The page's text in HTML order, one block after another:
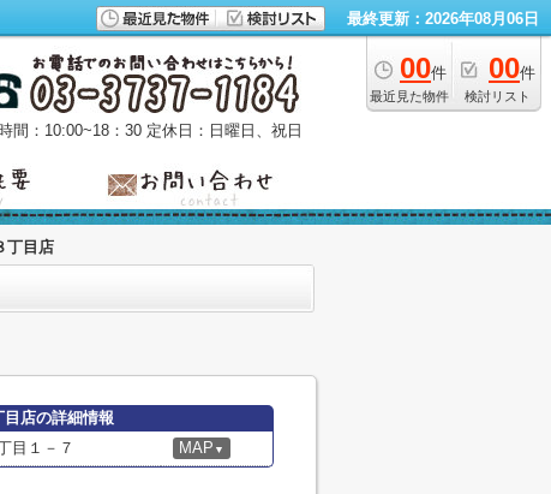
最終更新：2026年08月06日
00件
最近見た物件
00件
検討リスト
間：10:00~18：30 定休日：日曜日、祝日
丁目店
店の詳細情報
目１－７ MAP ▼